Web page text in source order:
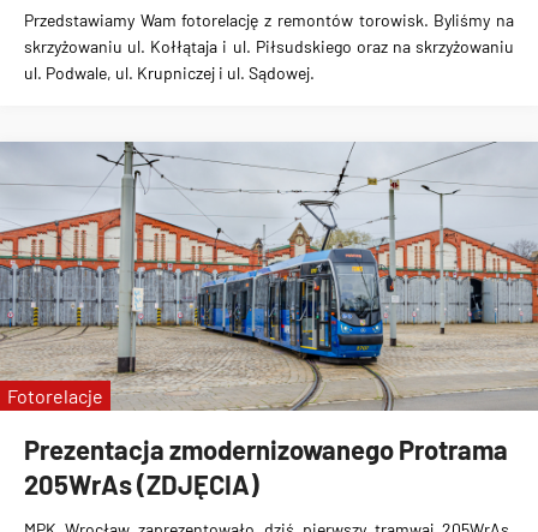
Przedstawiamy Wam fotorelację z remontów torowisk. Byliśmy na
skrzyżowaniu ul. Kołłątaja i ul. Piłsudskiego oraz na skrzyżowaniu
ul. Podwale, ul. Krupniczej i ul. Sądowej.
Prezentacja zmodernizowanego Protrama
205WrAs (ZDJĘCIA)
Fotorelacje